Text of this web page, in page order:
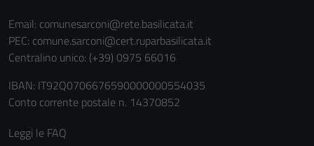
Email: comunesarconi@rete.basilicata.it
PEC: comune.sarconi@cert.ruparbasilicata.it
Centralino unico: (+39) 0975 66016
IBAN: IT92Q0706676590000000554035
Conto corrente postale n. 14370852
Leggi le FAQ